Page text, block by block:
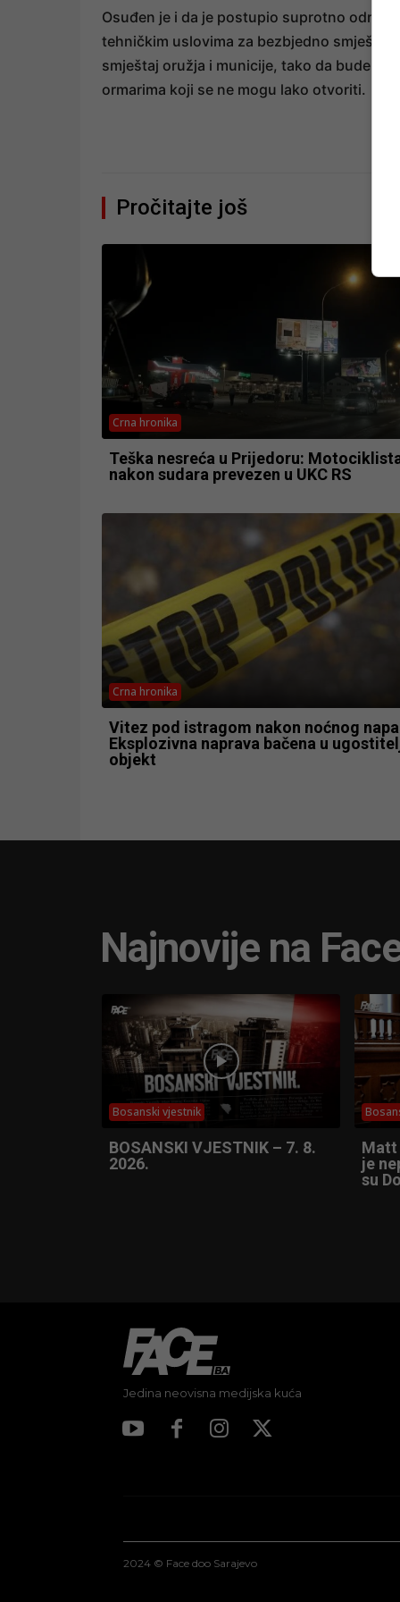
Osuđen je i da je postupio suprotno
tehničkim uslovima za bezbjedno
smještaj oružja i municije, tako da bude
ormarima koji se ne mogu lako otvoriti.
Pročitajte još
Crna hronika
Teška nesreća u Prijedoru:
nakon sudara prevezen u UKC RS
Crna hronika
Vitez pod istragom nakon noćnog
Eksplozivna naprava bačena u
objekt
Najnovije na
Bosanski vjestnik
BOSANSKI VJESTNIK – 7. 8.
2026.
Matt
je
su
Jedina neovisna medijska kuća
2024 © Face doo Sarajevo